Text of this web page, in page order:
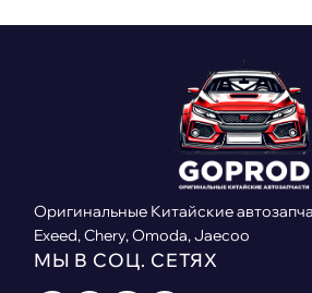
Оригинальные Китайские
Exeed, Chery, Omoda, Jaecoo
МЫ В СОЦ. СЕТЯХ